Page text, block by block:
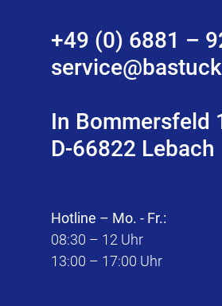
+49 (0) 6881 –
In Bommersfeld
D-66822 Lebach
Hotline – Mo. - Fr.:
08:30 – 12 Uhr
13:00 – 17:00 Uhr